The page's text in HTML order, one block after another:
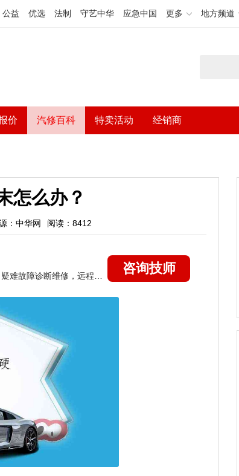
公益 优选 法制 守艺中华 应急中国 更多 地方频道
价 汽修百科 特卖活动 经销商
怎么办？
：中华网 阅读：8412
咨询技师